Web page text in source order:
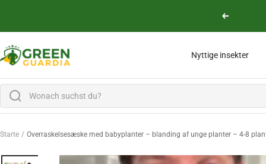
Vend tilbage
Nyttige insekter
Green Guardia - Ihr Experte für Schädlinge und Pflanzen
Starte Overraskelsesæske med babyplanter – blanding af unge planter – 4-8